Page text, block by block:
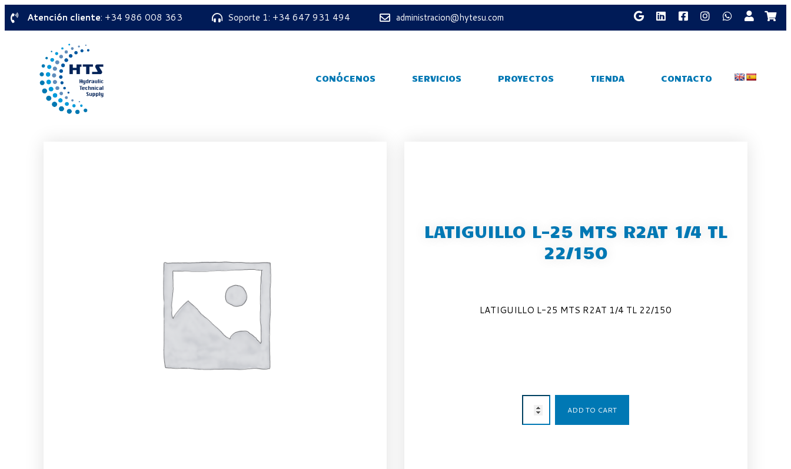
Atención cliente: +34 986 008 363 Soporte 1: +34 647 931 494 administracion@hytesu.com
CONÓCENOS SERVICIOS PROYECTOS TIENDA CONTACTO
LATIGUILLO L-25 MTS R2AT 1/4 TL
22/150
LATIGUILLO L-25 MTS R2AT 1/4 TL 22/150
ADD TO CART